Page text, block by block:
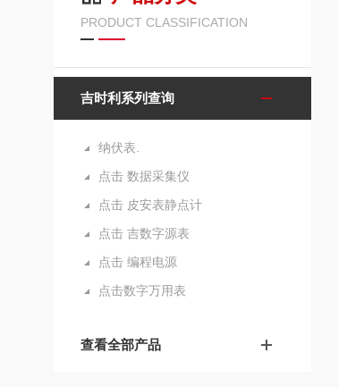
PRODUCT CLASSIFICATION
吉时利系列查询
纳伏表.
点击 数据采集仪
点击 皮安表静点计
点击 吉数字源表
点击 编程电源
点击数字万用表
查看全部产品